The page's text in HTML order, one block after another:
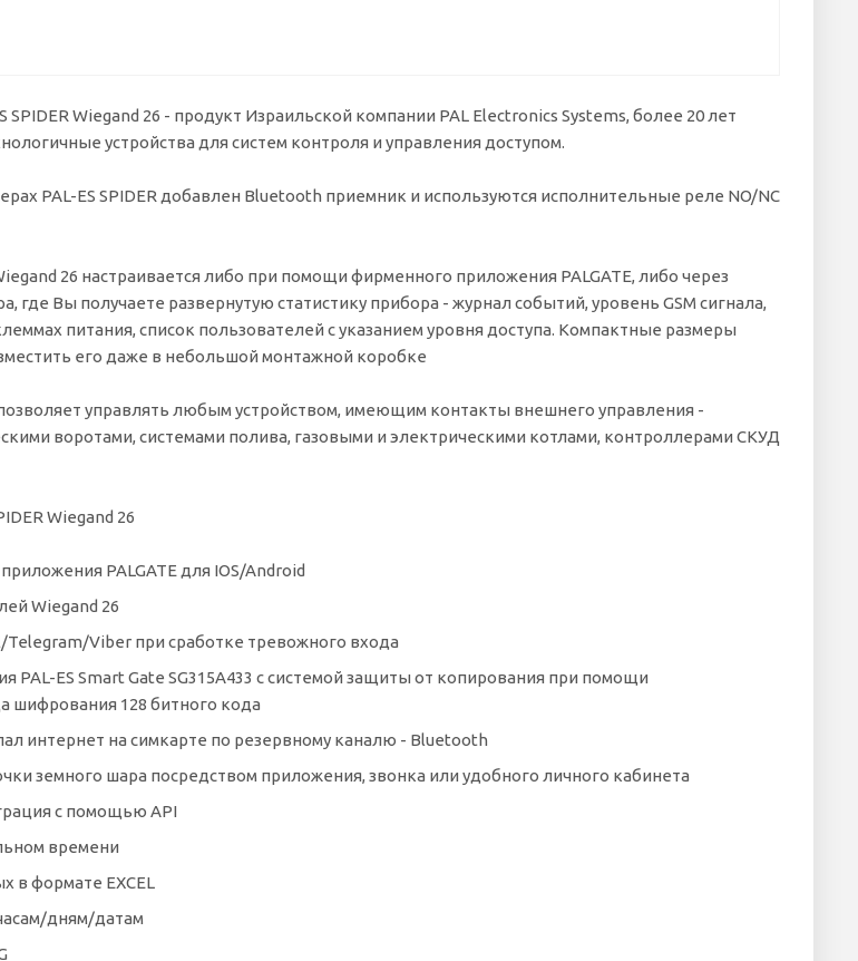
SPIDER Wiegand 26 - продукт Израильской компании PAL Electronics Systems, более 20 лет
устройства для систем контроля и управления доступом.
PAL-ES SPIDER добавлен Bluetooth приемник и используются исполнительные реле NO/NC
26 настраивается либо при помощи фирменного приложения PALGATE, либо через
где Вы получаете развернутую статистику прибора - журнал событий, уровень GSM сигнала,
питания, список пользователей с указанием уровня доступа. Компактные размеры
его даже в небольшой монтажной коробке
управлять любым устройством, имеющим контакты внешнего управления -
воротами, системами полива, газовыми и электрическими котлами, контроллерами СКУД
Wiegand 26
PALGATE для IOS/Android
Wiegand 26
Viber при сработке тревожного входа
PAL-ES Smart Gate SG315A433 с системой защиты от копирования при помощи
шифрования 128 битного кода
интернет на симкарте по резервному каналю - Bluetooth
земного шара посредством приложения, звонка или удобного личного кабинета
с помощью API
времени
в формате EXCEL
дням/датам